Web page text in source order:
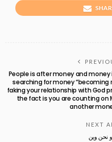
People is after money and
searching for money “becoming
faking your relationship with God
the fact is you are counting on
NEXT
نحن وين